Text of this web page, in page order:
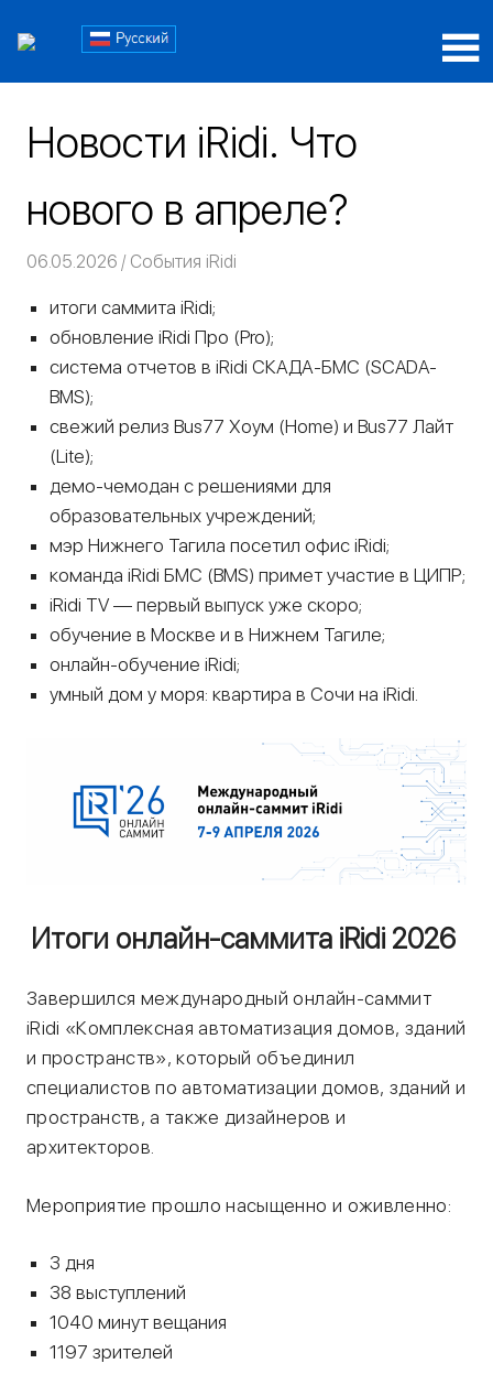
содержимому
Блог
Новости iRidi. Что
нового в апреле?
06.05.2026 Команда iRidium mobile
События iRidi
итоги саммита iRidi;
обновление iRidi Про (Pro);
система отчетов в iRidi СКАДА-БМС (SCADA-
BMS);
свежий релиз Bus77 Хоум (Home) и Bus77 Лайт
(Lite);
демо-чемодан с решениями для
образовательных учреждений;
мэр Нижнего Тагила посетил офис iRidi;
команда iRidi БМС (BMS) примет участие в ЦИПР;
iRidi TV — первый выпуск уже скоро;
обучение в Москве и в Нижнем Тагиле;
онлайн-обучение iRidi;
умный дом у моря: квартира в Сочи на iRidi.
Итоги онлайн-саммита iRidi 2026
Завершился международный онлайн-саммит
iRidi «Комплексная автоматизация домов, зданий
и пространств», который объединил
специалистов по автоматизации домов, зданий и
пространств, а также дизайнеров и
архитекторов.
Мероприятие прошло насыщенно и оживленно:
3 дня
38 выступлений
1040 минут вещания
1197 зрителей